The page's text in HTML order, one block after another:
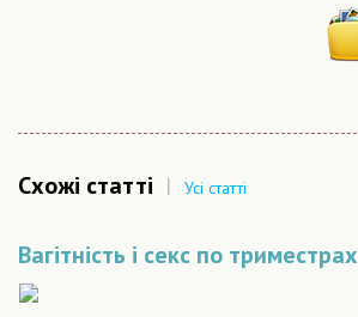
Схожі статті | Усі статті
Вагітність і секс по триместрах